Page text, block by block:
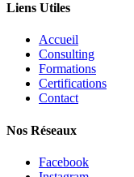
Liens Utiles
Accueil
Consulting
Formations
Certifications
Contact
Nos Réseaux
Facebook